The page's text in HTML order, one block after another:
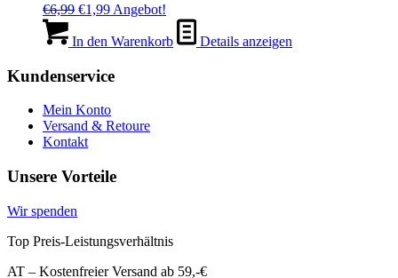
€6,99 Ursprünglicher
war:
€1,99Aktueller
ist:
Angebot!
In den Warenkorb Details anzeigen
Kundenservice
Mein Konto
Versand & Retoure
Kontakt
Unsere Vorteile
Wir spenden
Top Preis-Leistungsverhältnis
AT – Kostenfreier Versand ab 59,-€